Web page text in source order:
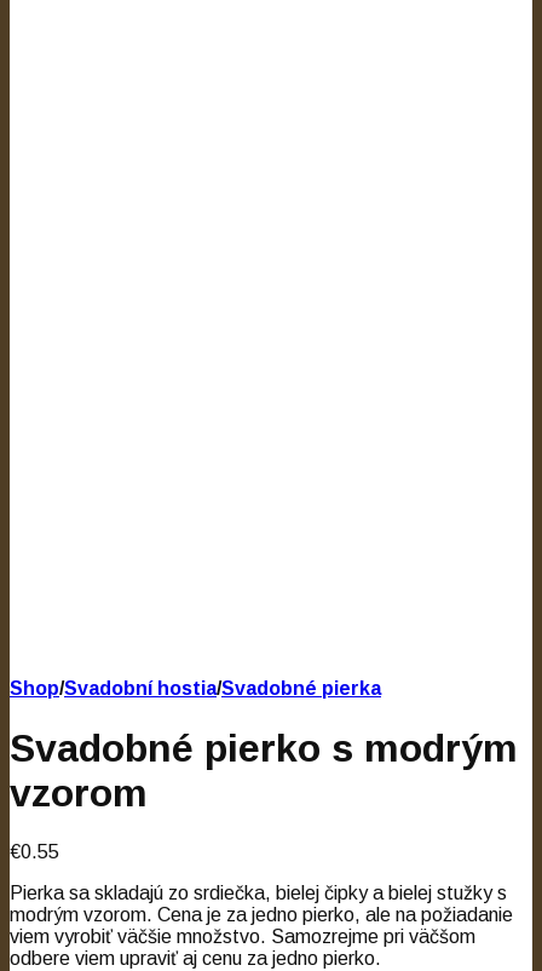
Shop/Svadobní hostia/Svadobné pierka
Svadobné pierko s modrým
vzorom
€0.55
Pierka sa skladajú zo srdiečka, bielej čipky a bielej stužky s
modrým vzorom. Cena je za jedno pierko, ale na požiadanie
viem vyrobiť väčšie množstvo. Samozrejme pri väčšom
odbere viem upraviť aj cenu za jedno pierko.